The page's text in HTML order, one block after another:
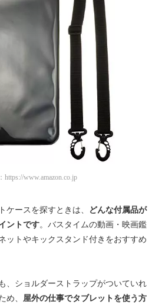
https://www.amazon.co.jp
ケースを探すときは、
どんな付属品が
ントです。バスタイムの動画・映画鑑
ットやキックスタンド付きをおすすめ
、ショルダーストラップがついていれ
め、 屋外の仕事でタブレットを使う方